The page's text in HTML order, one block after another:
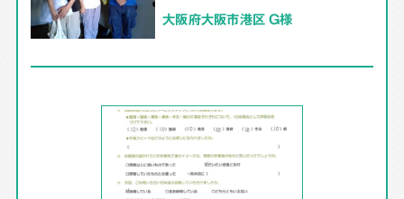
大阪府大阪市港区 G様